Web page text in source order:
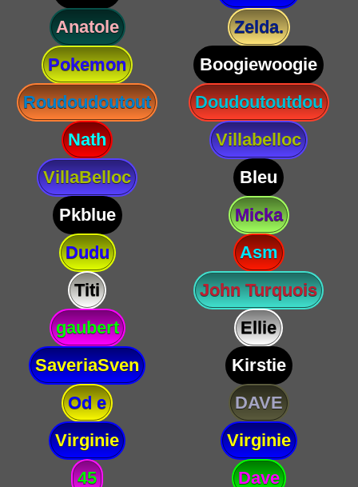
Anatole
Zelda.
Pokemon
Boogiewoogie
Roudoudoutout
Doudoutoutdou
Nath
Villabelloc
VillaBelloc
Bleu
Pkblue
Micka
Dudu
Asm
Titi
John Turquois
gaubert
Ellie
SaveriaSven
Kirstie
Od e
DAVE
Virginie
Virginie
45
Dave